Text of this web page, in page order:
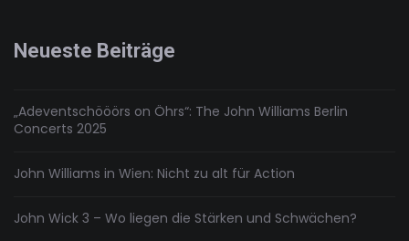
Hure!“
Neueste Beiträge
„Adeventschööörs on Öhrs“: The John Williams Berlin
Concerts 2025
John Williams in Wien: Nicht zu alt für Action
John Wick 3 – Wo liegen die Stärken und Schwächen?